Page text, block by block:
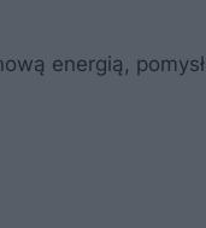
energią,